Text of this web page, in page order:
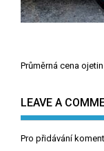
Navigace
příspěvek
Průměrná cena
LEAVE A
Pro přidávání